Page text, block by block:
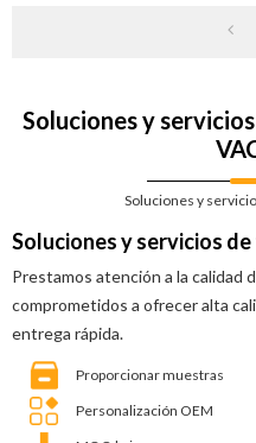
Soluciones y
Soluciones y
Soluciones y servicios
Prestamos atención a la calidad
comprometidos a ofrecer alta
entrega rápida.
Proporcionar muestras
Personalización OEM